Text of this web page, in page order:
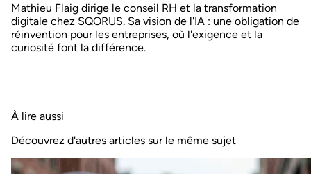
Mathieu Flaig dirige le conseil RH et la transformation
digitale chez SQORUS. Sa vision de l'IA : une obligation de
réinvention pour les entreprises, où l'exigence et la
curiosité font la différence.
À lire aussi
Découvrez d'autres articles sur le même sujet